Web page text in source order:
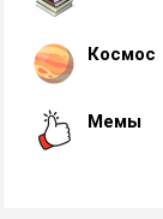
Космос
Мемы